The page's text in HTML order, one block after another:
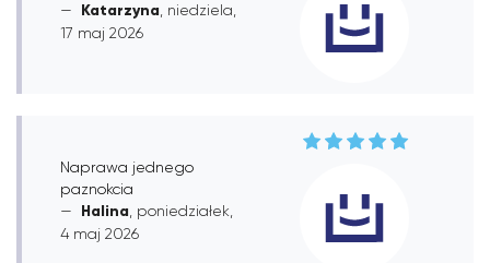
Katarzyna , niedziela,
17 maj 2026
Naprawa jednego
paznokcia
Halina , poniedziałek,
4 maj 2026